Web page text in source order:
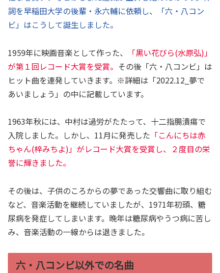
詞を早稲田大学の後輩・永六輔に依頼し、「六・八コン
ビ」はこうして誕生しました。
1959年に映画音楽として作った、
「黒い花びら(水原弘)」
が第１回レコード大賞を受賞。 その後「六・八コンビ」は
ヒット曲を連発していきます。※詳細は「2022.12_夢で
あいましょう」の中に記載しています。
1963年秋には、中村は過労がたたって、十二指腸潰瘍で
入院しました。しかし、11月に発売した 「こんにちは赤
ちゃん(梓みちよ)」がレコード大賞を受賞し、２度目の栄
誉に輝きました。
その後は、子供のころからの夢であった交響曲に取り組む
など、音楽活動を継続していましたが、1971年初頭、糖
尿病を発症してしまいます。晩年は糖尿病やうつ病に苦し
み、音楽活動の一線からは退きました。
六・八コンビ以外での名曲